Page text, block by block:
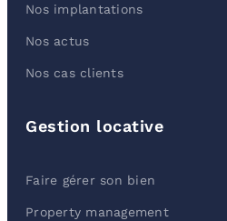
Nos implantations
Nos actus
Nos cas clients
Gestion locative
Faire gérer son bien
Property management